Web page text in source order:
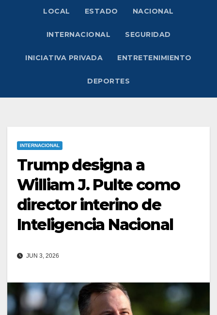
LOCAL ESTADO NACIONAL
INTERNACIONAL SEGURIDAD
INICIATIVA PRIVADA ENTRETENIMIENTO
DEPORTES
INTERNACIONAL
Trump designa a
William J. Pulte como
director interino de
Inteligencia Nacional
JUN 3, 2026